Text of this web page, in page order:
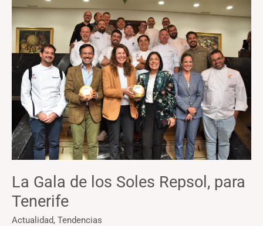
La Gala de los Soles Repsol, para
Tenerife
Actualidad, Tendencias
La
Gala
de
los
Soles
Repsol,
para
Tenerife